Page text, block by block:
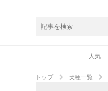
人気
トップ 犬種一覧